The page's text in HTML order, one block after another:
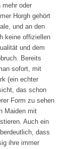
mehr oder
Horgh gehört
und an den
keine offiziellen
und dem
Bereits
sofort, mit
(ein echter
das schon
Form zu sehen
Maiden mit
Auch ein
dass
ihre immer